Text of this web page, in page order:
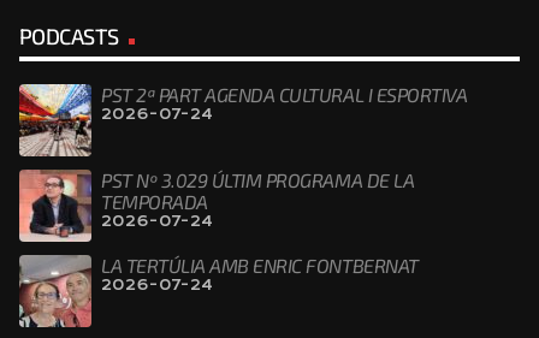
PODCASTS
PST 2ª PART AGENDA CULTURAL I ESPORTIVA
2026-07-24
PST Nº 3.029 ÚLTIM PROGRAMA DE LA
TEMPORADA
2026-07-24
LA TERTÚLIA AMB ENRIC FONTBERNAT
2026-07-24